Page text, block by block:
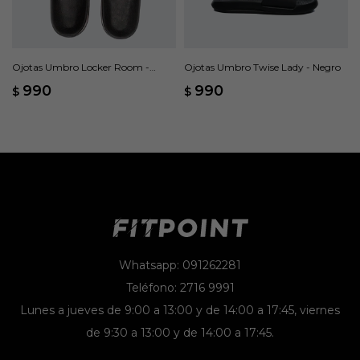
Ojotas Umbro Locker Room -
$ 990
Ojotas Umbro Twise Lady - Negro
$ 990
Whatsapp: 091262281
Teléfono: 2716 9991
Lunes a jueves de 9:00 a 13:00 y de 14:00 a 17:45, viernes
de 9:30 a 13:00 y de 14:00 a 17:45.